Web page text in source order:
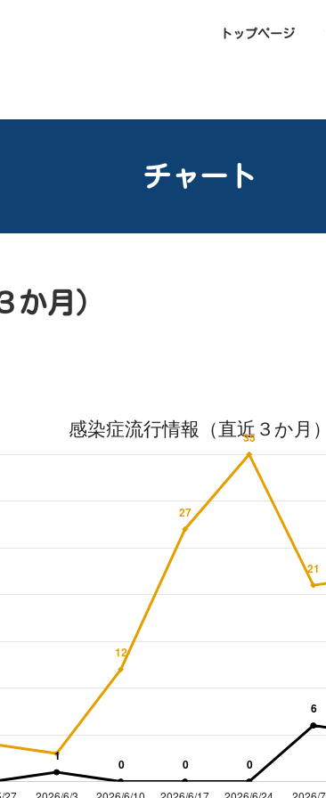
トップページ
チャート
か月）